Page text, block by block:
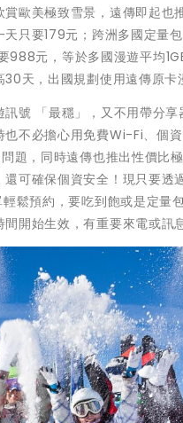
歐美極致雪景，遠傳即起也
只要179元；跨洲多國定量
988元，等於多國漫遊平均
天，出國規劃使用遠傳原卡
訊號 「最穩」，又不用帶分享
也不必擔心用免費Wi-Fi、個
題，同時遠傳也推出性價比
可確保個資安全！現只要透
鬆預約，要吃到飽或是定量
開始生效，有重要來電或訊